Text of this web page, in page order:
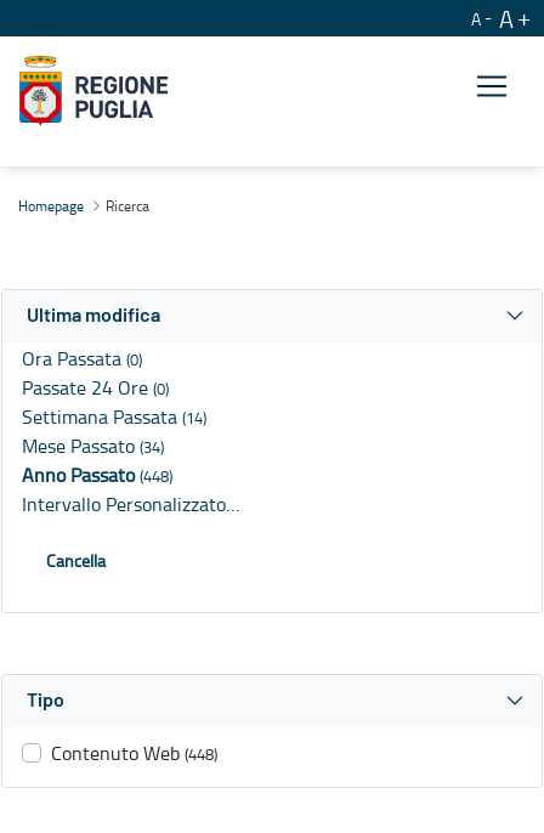
A A
Homepage Ricerca
Ultima modifica
Ora Passata (0)
Passate 24 Ore (0)
Settimana Passata (14)
Mese Passato (34)
Anno Passato(448)
Intervallo Personalizzato…
Cancella
Tipo
Contenuto Web (448)